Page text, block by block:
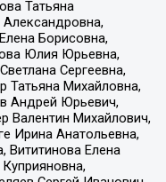
Татьяна
Александровна,
Борисовна,
Юлия Юрьевна,
Сергеевна,
Татьяна Михайловна,
Андрей Юрьевич,
Валентин Михайлович,
Ирина Анатольевна,
Вититинова Елена